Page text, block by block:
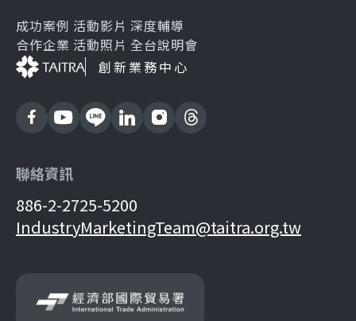
成功案例
合作企業
活動影片
活動照片
深度輔導
全台說明會
創新業務中心
聯絡資訊
886-2-2725-5200
IndustryMarketingTeam@taitra.org.tw